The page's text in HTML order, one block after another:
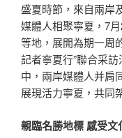
盛夏時節，來自兩岸
媒體人相聚寧夏，7
等地，展開為期一周
記者寧夏行”聯合采
中，兩岸媒體人并肩
展現活力寧夏，共同
親臨名勝地標 感受文